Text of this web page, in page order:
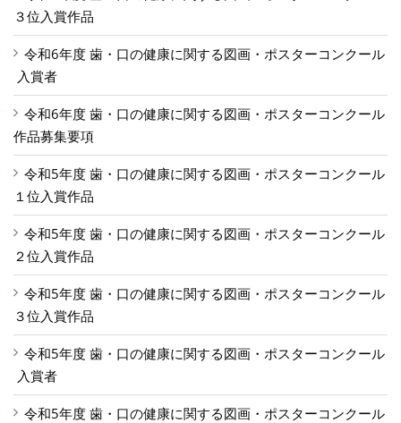
３位入賞作品
令和6年度 歯・口の健康に関する図画・ポスターコンクール
入賞者
令和6年度 歯・口の健康に関する図画・ポスターコンクール
作品募集要項
令和5年度 歯・口の健康に関する図画・ポスターコンクール
１位入賞作品
令和5年度 歯・口の健康に関する図画・ポスターコンクール
２位入賞作品
令和5年度 歯・口の健康に関する図画・ポスターコンクール
３位入賞作品
令和5年度 歯・口の健康に関する図画・ポスターコンクール
入賞者
令和5年度 歯・口の健康に関する図画・ポスターコンクール